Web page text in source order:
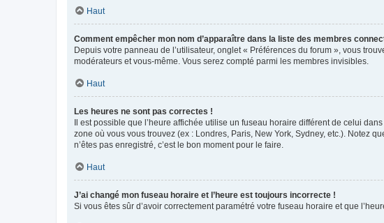
Haut
Comment empêcher mon nom d’apparaître dans la liste des membres
Depuis votre panneau de l’utilisateur, onglet « Préférences du forum », vous
modérateurs et vous-même. Vous serez compté parmi les membres invisibles.
Haut
Les heures ne sont pas correctes !
Il est possible que l’heure affichée utilise un fuseau horaire différent de celui
zone où vous vous trouvez (ex : Londres, Paris, New York, Sydney, etc.). Notez
n’êtes pas enregistré, c’est le bon moment pour le faire.
Haut
J’ai changé mon fuseau horaire et l’heure est toujours incorrecte !
Si vous êtes sûr d’avoir correctement paramétré votre fuseau horaire et que